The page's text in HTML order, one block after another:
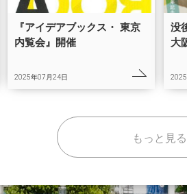
『アイデアブックス・ 東京
内覧会』開催
2025年07月24日
没
大
もっと見る